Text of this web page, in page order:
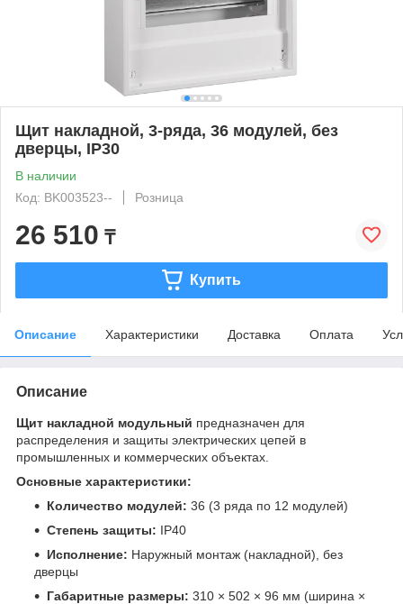
Щит накладной, 3-ряда, 36 модулей, без
дверцы, IP30
В наличии
Код: BK003523--
Розница
26 510 ₸
Купить
Описание Характеристики Доставка Оплата
Описание
Щит накладной модульный предназначен для
распределения и защиты электрических цепей в
промышленных и коммерческих объектах.
Основные характеристики:
Количество модулей: 36 (3 ряда по 12 модулей)
Степень защиты: IP40
Исполнение: Наружный монтаж (накладной), без
дверцы
Габаритные размеры: 310 × 502 × 96 мм (ширина ×